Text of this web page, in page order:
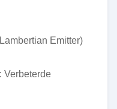
Emitter)
Verbeterde